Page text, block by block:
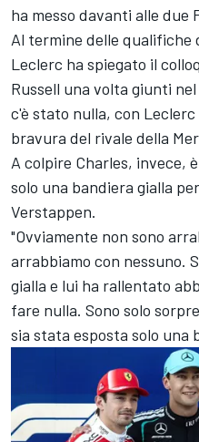
ha messo davanti alle
Al termine delle qualifiche
Leclerc ha spiegato il
Russell una volta giunti
c'è stato nulla, con
bravura del rivale della
A colpire Charles, invece,
solo una bandiera gialla
Verstappen.
"Ovviamente non sono
arrabbiamo con nessuno.
gialla e lui ha rallentato
fare nulla. Sono solo
sia stata esposta solo una